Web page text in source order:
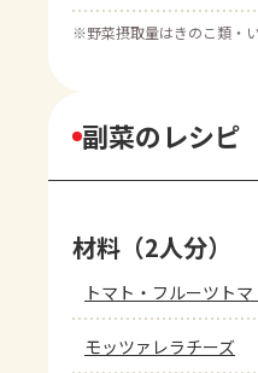
※野菜摂取量はきのこ類・
副菜のレシピ
材料（2人分）
トマト・フルーツト
モッツァレラチーズ